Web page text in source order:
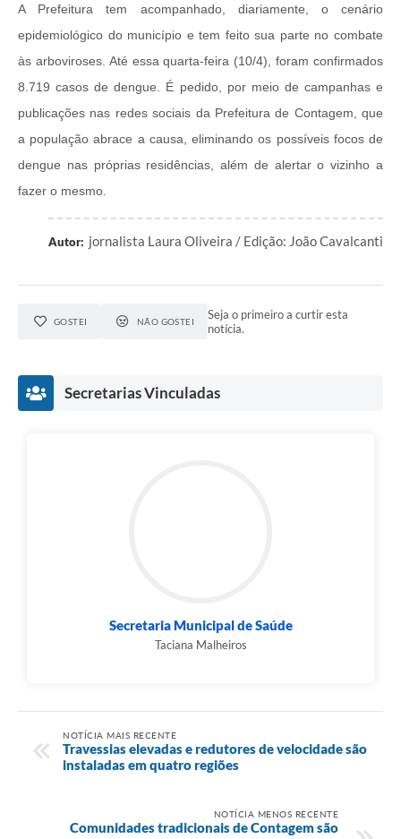
A Prefeitura tem acompanhado, diariamente, o cenário
epidemiológico do município e tem feito sua parte no combate
às arboviroses. Até essa quarta-feira (10/4), foram confirmados
8.719 casos de dengue. É pedido, por meio de campanhas e
publicações nas redes sociais da Prefeitura de Contagem, que
a população abrace a causa, eliminando os possíveis focos de
dengue nas próprias residências, além de alertar o vizinho a
fazer o mesmo.
Autor: jornalista Laura Oliveira / Edição: João Cavalcanti
GOSTEI NÃO GOSTEI
Seja o primeiro a curtir esta
notícia.
Secretarias Vinculadas
Secretaria Municipal de Saúde
Taciana Malheiros
NOTÍCIA MAIS RECENTE
Travessias elevadas e redutores de velocidade são
instaladas em quatro regiões
NOTÍCIA MENOS RECENTE
Comunidades tradicionais de Contagem são